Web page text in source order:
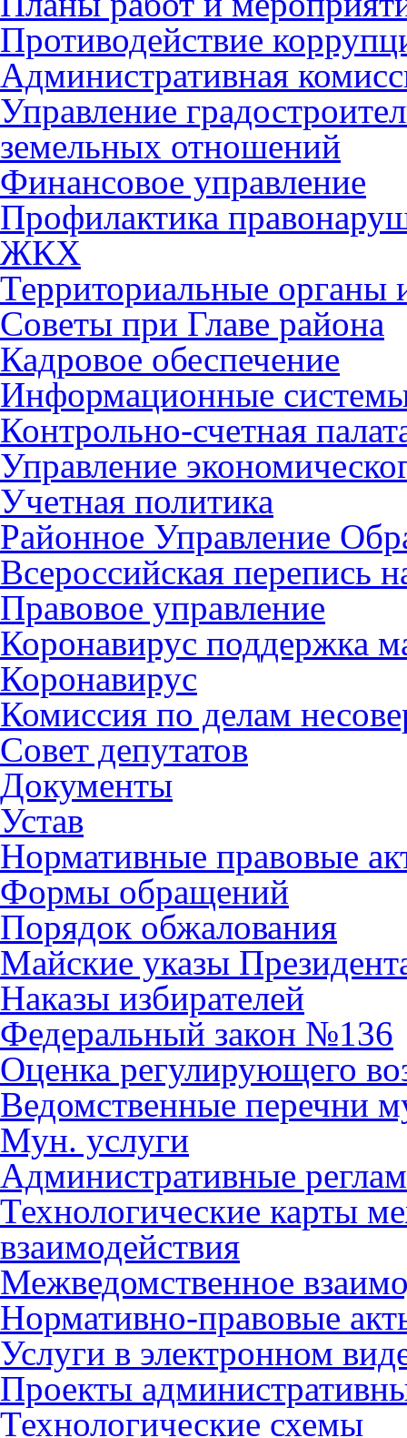
Противодействие
Административная
Управление
земельных отношений
Финансовое управление
Профилактика
ЖКХ
Территориальные органы
Советы при Главе района
Кадровое обеспечение
Информационные
Контрольно-счетная
Управление
Учетная политика
Районное Управление
Всероссийская перепись
Правовое управление
Коронавирус поддержка
Коронавирус
Комиссия по делам
Совет депутатов
Документы
Устав
Нормативные правовые
Формы обращений
Порядок обжалования
Майские указы
Наказы избирателей
Федеральный закон №136
Оценка регулирующего
Ведомственные перечни
Мун. услуги
Административные
Технологические карты
взаимодействия
Межведомственное
Нормативно-правовые
Услуги в электронном
Проекты
Технологические схемы